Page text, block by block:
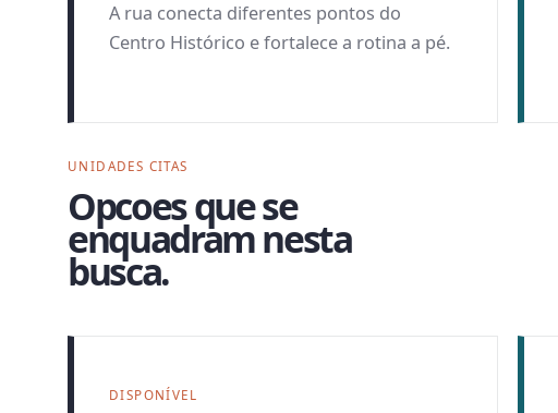
A rua conecta diferentes pontos do
Centro Histórico e fortalece a rotina a pé.
UNIDADES CITAS
Opcoes que se
enquadram nesta
busca.
DISPONÍVEL